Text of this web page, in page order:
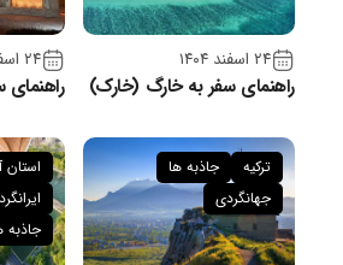
۲۴ اسفند ۱۴۰۴
راهنمای سفر به خارگ (خارک)
۲۴ اسفند ۱۴۰۴
ترکیه
جاذبه ها
جهانگردی
استان
جاذبه